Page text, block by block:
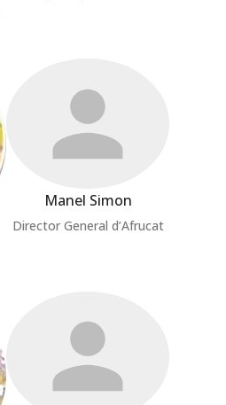
Manel Simon
Director General d’Afrucat